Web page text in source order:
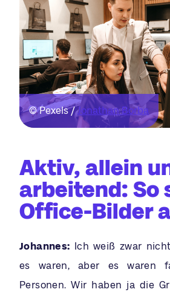
© Pexels /Jonathan Borba
Aktiv, allein
arbeitend: So
Office-Bilder
Johannes: Ich weiß zwar
es waren, aber es waren
Personen. Wir haben ja die